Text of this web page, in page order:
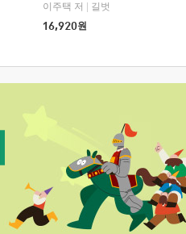
이주택 저
길벗
16,920원